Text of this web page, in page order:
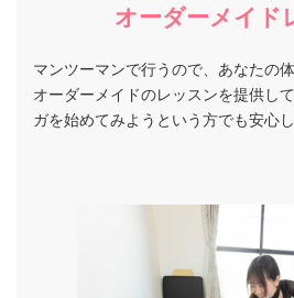
オーダーメイド
マンツーマンで行うので、あなたの
オーダーメイドのレッスンを提供し
ガを始めてみようという方でも安心し